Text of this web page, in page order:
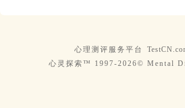
心理测评服务平台
心灵探索™ 1997-2026© Mental